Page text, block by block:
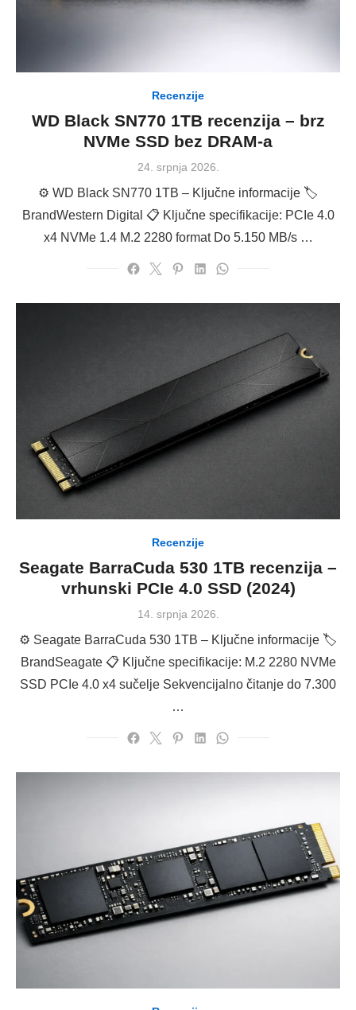
Recenzije
WD Black SN770 1TB recenzija – brz
NVMe SSD bez DRAM-a
Posted
24. srpnja 2026.
⚙️ WD Black SN770 1TB – Ključne informacije 🏷
BrandWestern Digital 📋 Ključne specifikacije: PCIe 4.0
x4 NVMe 1.4 M.2 2280 format Do 5.150 MB/s …
Recenzije
Seagate BarraCuda 530 1TB recenzija –
vrhunski PCIe 4.0 SSD (2024)
Posted
14. srpnja 2026.
⚙️ Seagate BarraCuda 530 1TB – Ključne informacije 🏷
BrandSeagate 📋 Ključne specifikacije: M.2 2280 NVMe
SSD PCIe 4.0 x4 sučelje Sekvencijalno čitanje do 7.300
…